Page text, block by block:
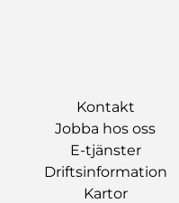
Kontakt
Jobba hos oss
E-tjänster
Driftsinformation
Kartor